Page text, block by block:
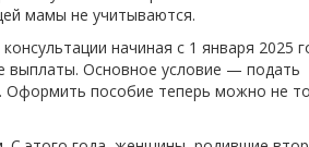
Подробнее
мамы не учитываются.
начиная с 1 января 2025
выплаты. Основное условие — подать
Оформить пособие теперь можно не